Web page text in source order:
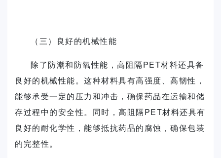
（三）良好的机械性能
除了防潮和防氧性能，高阻隔PET材料还具备
良好的机械性能。这种材料具有高强度、高韧性，
能够承受一定的压力和冲击，确保药品在运输和储
存过程中的安全性。同时，高阻隔PET材料还具有
良好的耐化学性，能够抵抗药品的腐蚀，确保包装
的完整性。